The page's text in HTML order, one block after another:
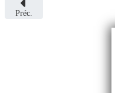
Préc.